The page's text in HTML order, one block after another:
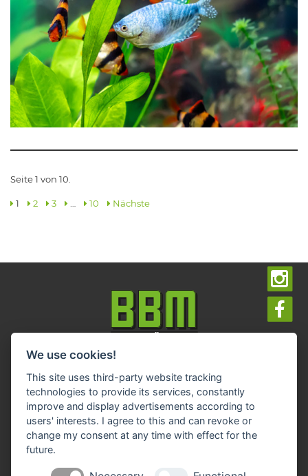
Seite 1 von 10.
1 2 3 … 10 Nächste
Impressum Datenschutz
Cookie-Einstellungen ändern
BBM Baumarkt Achim
Margarete-Steiff-Allee 1
Telefon: 04202 91 03 50
We use cookies!
This site uses third-party website tracking
technologies to provide its services, constantly
improve and display advertisements according to
users' interests. I agree to this and can revoke or
change my consent at any time with effect for the
future.